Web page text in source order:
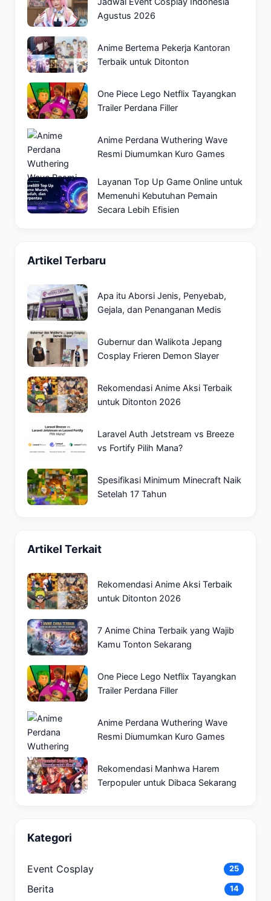
Agustus 2026
Anime Bertema Pekerja Kantoran
Terbaik untuk Ditonton
One Piece Lego Netflix Tayangkan
Trailer Perdana Filler
Anime Perdana Wuthering Wave
Resmi Diumumkan Kuro Games
Layanan Top Up Game Online untuk
Memenuhi Kebutuhan Pemain
Secara Lebih Efisien
Artikel Terbaru
Apa itu Aborsi Jenis, Penyebab,
Gejala, dan Penanganan Medis
Gubernur dan Walikota Jepang
Cosplay Frieren Demon Slayer
Rekomendasi Anime Aksi Terbaik
untuk Ditonton 2026
Laravel Auth Jetstream vs Breeze
vs Fortify Pilih Mana?
Spesifikasi Minimum Minecraft Naik
Setelah 17 Tahun
Artikel Terkait
Rekomendasi Anime Aksi Terbaik
untuk Ditonton 2026
7 Anime China Terbaik yang Wajib
Kamu Tonton Sekarang
One Piece Lego Netflix Tayangkan
Trailer Perdana Filler
Anime Perdana Wuthering Wave
Resmi Diumumkan Kuro Games
Rekomendasi Manhwa Harem
Terpopuler untuk Dibaca Sekarang
Kategori
Event Cosplay 25
Berita 14